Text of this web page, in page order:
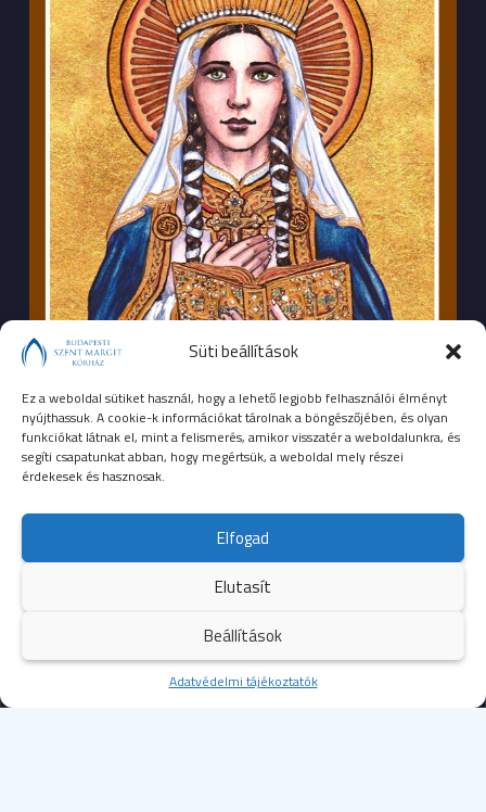
Süti beállítások
Ez a weboldal sütiket használ, hogy a lehető legjobb felhasználói élményt
nyújthassuk. A cookie-k információkat tárolnak a böngészőjében, és olyan
funkciókat látnak el, mint a felismerés, amikor visszatér a weboldalunkra, és
segíti csapatunkat abban, hogy megértsük, a weboldal mely részei
érdekesek és hasznosak.
Elfogad
Elutasít
Beállítások
Adatvédelmi tájékoztatók
Kezdőoldal
SEGÉLYHÍVÓSZÁMOK
104mentők
107rendőrség